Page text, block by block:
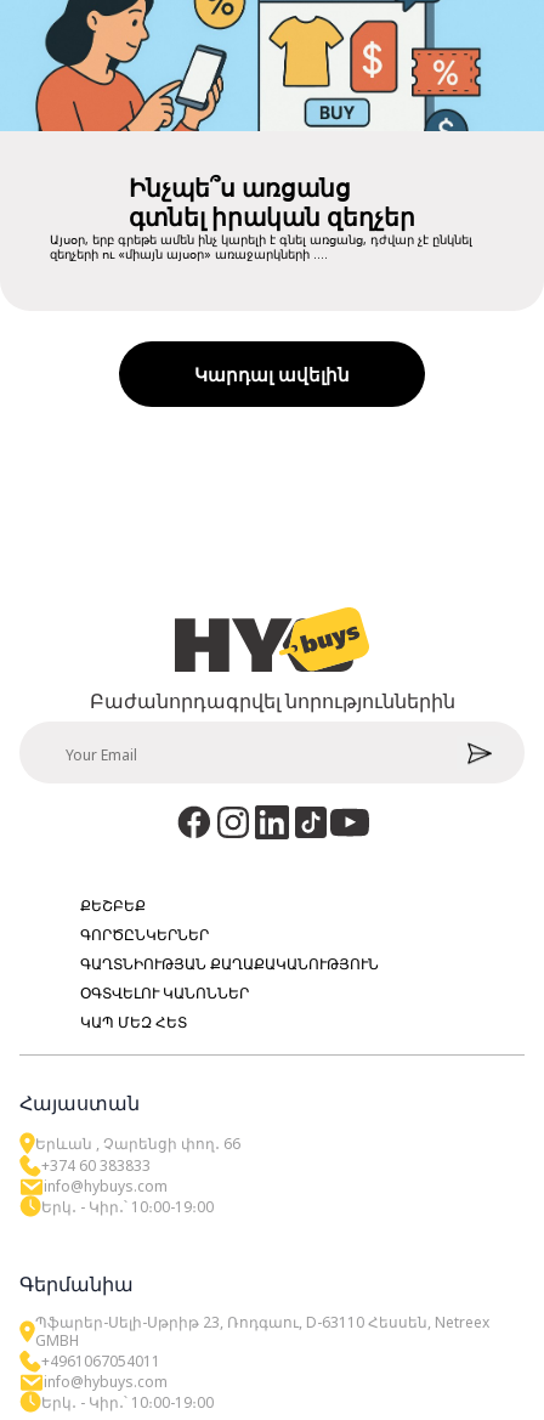
Ինչպե՞ս առցանց
գտնել իրական զեղչեր
Այսօր, երբ գրեթե ամեն ինչ կարելի է գնել առցանց, դժվար չէ ընկնել
զեղչերի ու «միայն այսօր» առաջարկների ....
Կարդալ ավելին
Բաժանորդագրվել նորություններին
ՔԵՇԲԵՔ
ԳՈՐԾԸՆԿԵՐՆԵՐ
ԳԱՂՏՆԻՈՒԹՅԱՆ ՔԱՂԱՔԱԿԱՆՈՒԹՅՈՒՆ
ՕԳՏՎԵԼՈՒ ԿԱՆՈՆՆԵՐ
ԿԱՊ ՄԵԶ ՀԵՏ
Հայաստան
Երևան , Չարենցի փող․ 66
+374 60 383833
info@hybuys.com
Երկ․ - Կիր․՝ 10։00-19։00
Գերմանիա
Պֆարեր-Սելի-Սթրիթ 23, Ռոդգաու, D-63110 Հեսսեն, Netreex
GMBH
+4961067054011
info@hybuys.com
Երկ․ - Կիր․՝ 10։00-19։00